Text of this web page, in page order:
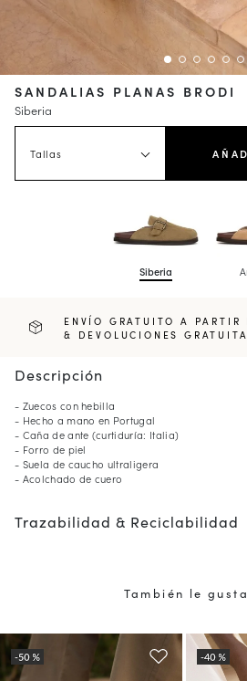
SANDALIAS PLANAS BRODI
Siberia
Tallas
Siberia
ENVÍO GRATUITO A
& DEVOLUCIONES
Descripción
- Zuecos con hebilla
- Hecho a mano en Portugal
- Caña de ante (curtiduría: Italia)
- Forro de piel
- Suela de caucho ultraligera
- Acolchado de cuero
Trazabilidad & Reciclabilidad
También le